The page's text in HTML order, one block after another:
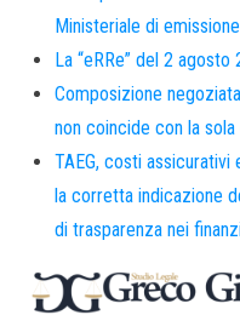
Ministeriale di emissione
La “eRRe” del 2 agosto
Composizione
non coincide con la
TAEG, costi assicurativi
la corretta indicazione
di trasparenza nei